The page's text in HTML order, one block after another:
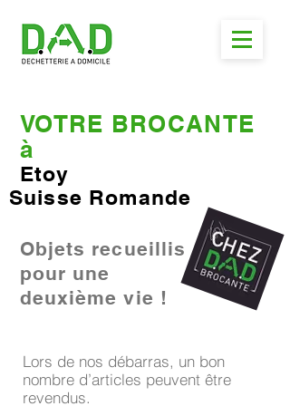
VOTRE BROCANTE
à
Etoy
Suisse Romande
Objets recueillis
pour une
deuxième vie !
Lors de nos débarras, un bon
nombre d’articles peuvent être
revendus.